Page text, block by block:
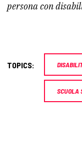
persona con
TOPICS:
SCUOLA